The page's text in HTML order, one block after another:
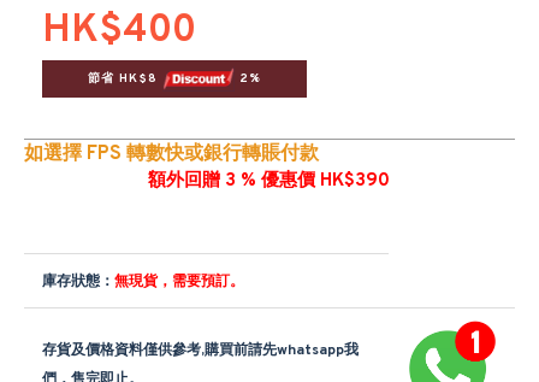
HK$400
節省 HK$8 2%
如選擇 FPS 轉數快或銀行轉賬付款
額外回贈 3 % 優惠價 HK$390
庫存狀態： 無現貨，需要預訂。
存貨及價格資料僅供參考,購買前請先whatsapp我